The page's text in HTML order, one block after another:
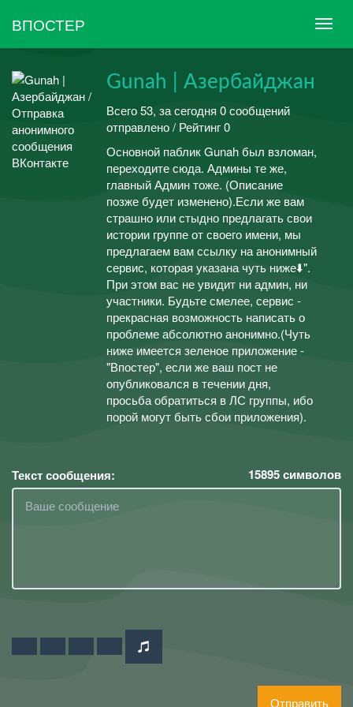
ВПОСТЕР
Gunah | Азербайджан
Всего 53, за сегодня 0 сообщений
отправлено / Рейтинг 0
Основной паблик Gunah был взломан,
переходите сюда. Админы те же,
главный Админ тоже. (Описание
позже будет изменено).Если же вам
страшно или стыдно предлагать свои
истории группе от своего имени, мы
предлагаем вам ссылку на анонимный
сервис, которая указана чуть ниже⬇️".
При этом вас не увидит ни админ, ни
участники. Будьте смелее, сервис -
прекрасная возможность написать о
проблеме абсолютно анонимно.(Чуть
ниже имеется зеленое приложение -
"Впостер", если же ваш пост не
опубликовался в течении дня,
просьба обратиться в ЛС группы, ибо
порой могут быть сбои приложения).
Текст сообщения: 15895символов
Отправить